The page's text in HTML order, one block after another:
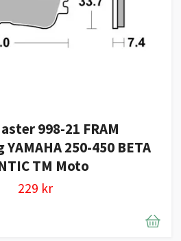
998-21 FRAM
250-450 BETA
TM Moto
229 kr